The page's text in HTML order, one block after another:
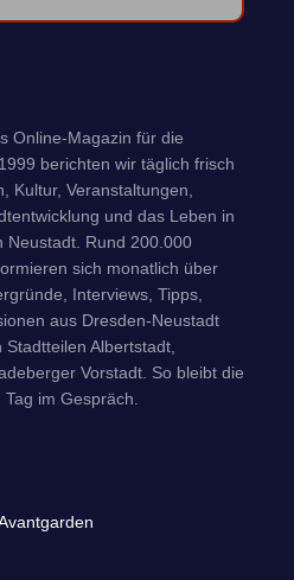
Online-Magazin für die
berichten wir täglich frisch
Kultur, Veranstaltungen,
und das Leben in
Rund 200.000
sich monatlich über
Interviews, Tipps,
aus Dresden-Neustadt
Albertstadt,
Vorstadt. So bleibt die
im Gespräch.